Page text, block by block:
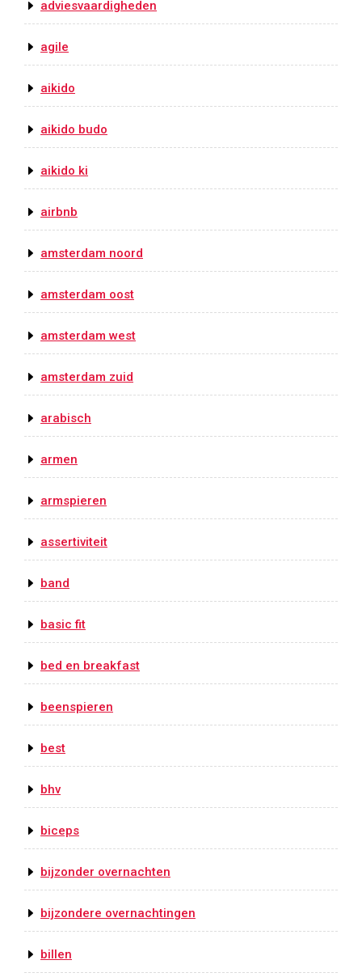
adviesvaardigheden
agile
aikido
aikido budo
aikido ki
airbnb
amsterdam noord
amsterdam oost
amsterdam west
amsterdam zuid
arabisch
armen
armspieren
assertiviteit
band
basic fit
bed en breakfast
beenspieren
best
bhv
biceps
bijzonder overnachten
bijzondere overnachtingen
billen